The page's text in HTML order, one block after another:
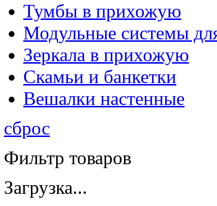
Тумбы в прихожую
Модульные системы
Зеркала в прихожую
Скамьи и банкетки
Вешалки настенные
сброс
Фильтр товаров
Загрузка...